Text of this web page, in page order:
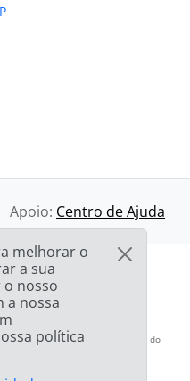
Apoio: Centro de Ajuda
reservados.
do sítio Logotipo do fornecedor do
melhorar o
a sua
o nosso
a nossa
política